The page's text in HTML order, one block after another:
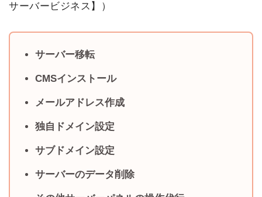
サーバービジネス】
）
サーバー移転
CMSインストール
メールアドレス作成
独自ドメイン設定
サブドメイン設定
サーバーのデータ削除